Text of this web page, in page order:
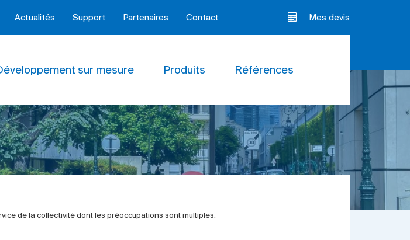
Actualités Support Partenaires Contact Mes devis
sur mesure Produits Références
de la collectivité dont les préoccupations sont multiples.